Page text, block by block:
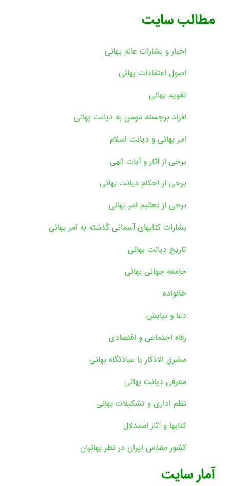
مطالب سایت
اخبار و بشارات عالم بهائى
اصول اعتقادات بهائی
تقویم بهائی
افراد برجسته مومن به دیانت بهائی
امر بهائی و دیانت اسلام
برخی از آثار و آیات الهی
برخی از احکام دیانت بهائی
برخی از تعالیم امر بهائی
بشارات کتابهای آسمانی گذشته به امر بهائی
تاریخ دیانت بهائی
جامعه جهانی بهائی
خانواده
دعا و نیایش
رفاه اجتماعی و اقتصادی
مشرق الاذکار یا عبادتگاه بهائی
معرفی دیانت بهائی
نظم اداری و تشکیلات بهائی
کتابها و آثار استدلال
کشور مقدّس ایران در نظر بهائیان
آمار سایت